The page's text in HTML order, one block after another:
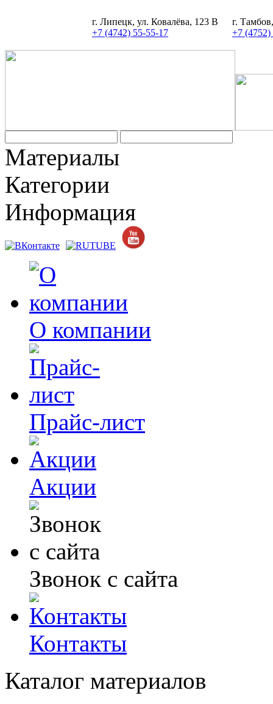
г. Липецк, ул. Ковалёва, 123 В
+7 (4742) 55-55-17
г.
+7 (4752)
Материалы
Категории
Информация
О компании
Прайс-лист
Акции
Звонок с сайта
Контакты
Каталог материалов